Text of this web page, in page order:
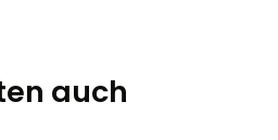
auch